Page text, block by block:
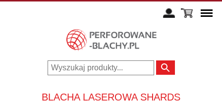
BLACHA LASEROWA SHARDS